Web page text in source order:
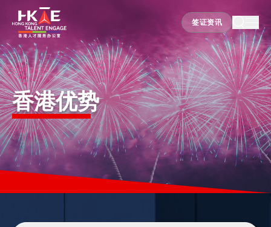
签证资讯
签证资讯
香港优势
居港须知
人才支援
就业资讯
香港优势